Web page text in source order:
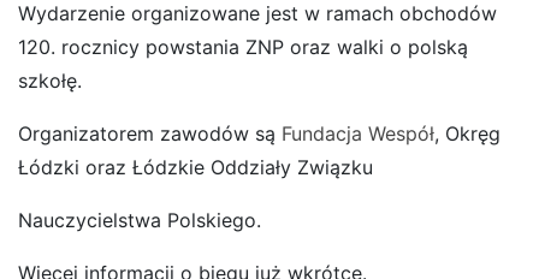
Wydarzenie organizowane jest w ramach obchodów
120. rocznicy powstania ZNP oraz walki o polską
szkołę.
Organizatorem zawodów są Fundacja Wespół, Okręg
Łódzki oraz Łódzkie Oddziały Związku
Nauczycielstwa Polskiego.
Więcej informacji o biegu już wkrótce.